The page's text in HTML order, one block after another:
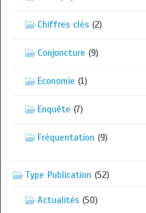
Chiffres clés (2)
Conjoncture (9)
Economie (1)
Enquête (7)
Fréquentation (9)
Type Publication (52)
Actualités (50)